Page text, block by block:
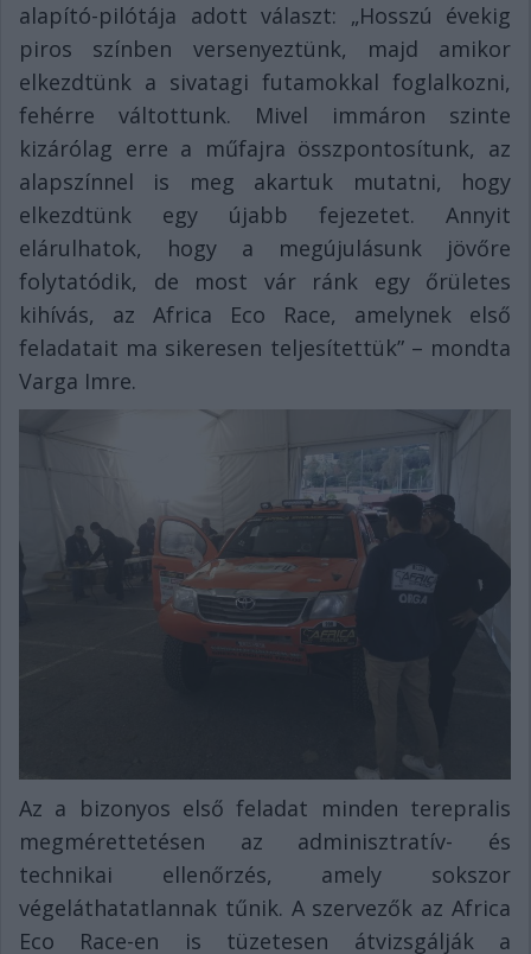
alapító-pilótája adott választ: „Hosszú évekig
piros színben versenyeztünk, majd amikor
elkezdtünk a sivatagi futamokkal foglalkozni,
fehérre váltottunk. Mivel immáron szinte
kizárólag erre a műfajra összpontosítunk, az
alapszínnel is meg akartuk mutatni, hogy
elkezdtünk egy újabb fejezetet. Annyit
elárulhatok, hogy a megújulásunk jövőre
folytatódik, de most vár ránk egy őrületes
kihívás, az Africa Eco Race, amelynek első
feladatait ma sikeresen teljesítettük” – mondta
Varga Imre.
Az a bizonyos első feladat minden terepralis
megmérettetésen az adminisztratív- és
technikai ellenőrzés, amely sokszor
végeláthatatlannak tűnik. A szervezők az Africa
Eco Race-en is tüzetesen átvizsgálják a